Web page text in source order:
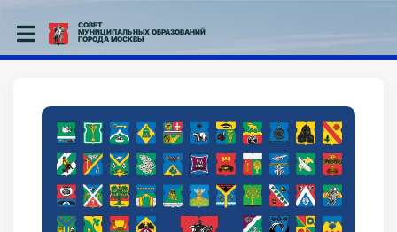
СОВЕТ
МУНИЦИПАЛЬНЫХ ОБРАЗОВАНИЙ
ГОРОДА МОСКВЫ